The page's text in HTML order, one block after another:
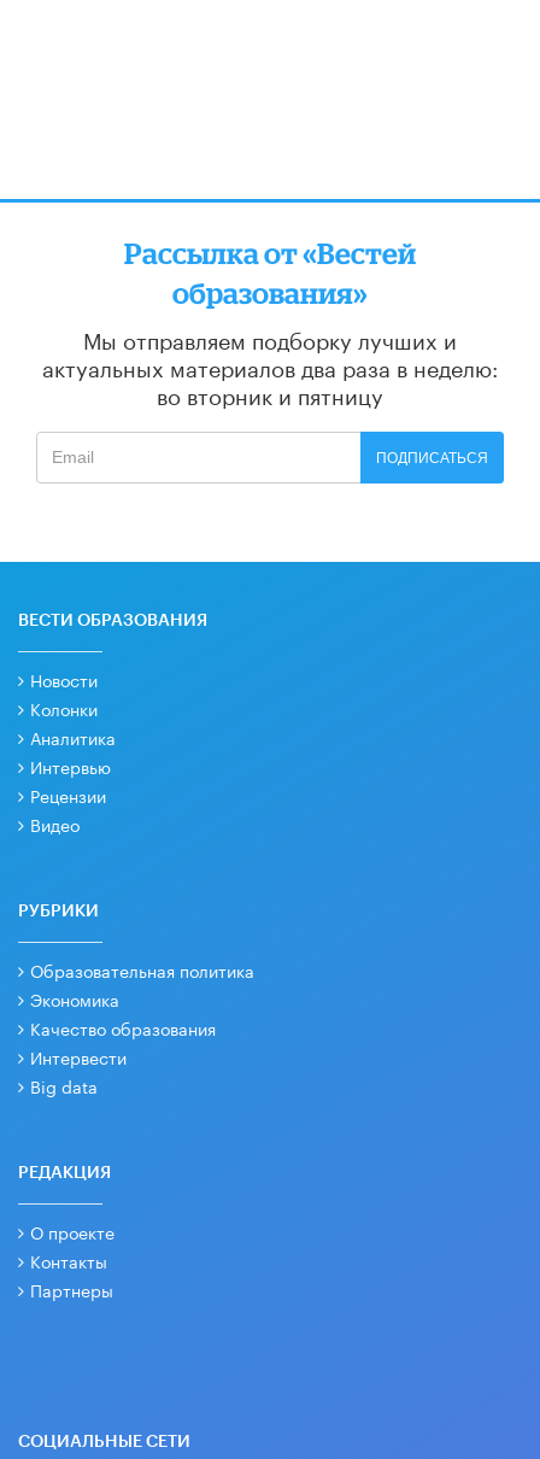
Рассылка от «Вестей
образования»
Мы отправляем подборку лучших и
актуальных материалов два раза в неделю:
во вторник и пятницу
ПОДПИСАТЬСЯ
ВЕСТИ ОБРАЗОВАНИЯ
Новости
Колонки
Аналитика
Интервью
Рецензии
Видео
РУБРИКИ
Образовательная политика
Экономика
Качество образования
Интервести
Big data
РЕДАКЦИЯ
О проекте
Контакты
Партнеры
СОЦИАЛЬНЫЕ СЕТИ